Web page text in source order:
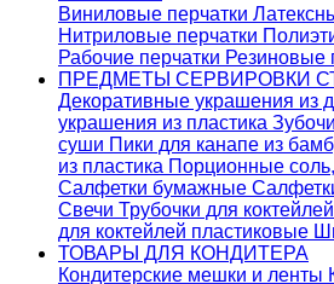
Виниловые перчатки
Нитриловые перчатки
Рабочие перчатки Резиновые
ПРЕДМЕТЫ СЕРВИРОВКИ
Декоративные украшения из
украшения из пластика
суши Пики для канапе из
из пластика Порционные
Салфетки бумажные
Свечи Трубочки для
для коктейлей пластиковые
ТОВАРЫ ДЛЯ КОНДИТЕРА
Кондитерские мешки и ленты